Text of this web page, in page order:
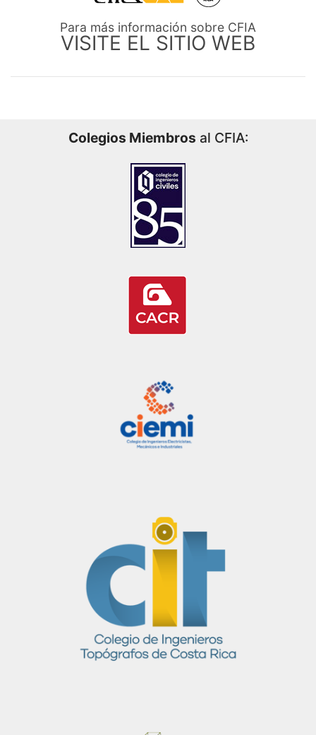
Para más información sobre CFIA
VISITE EL SITIO WEB
Colegios Miembros al CFIA: